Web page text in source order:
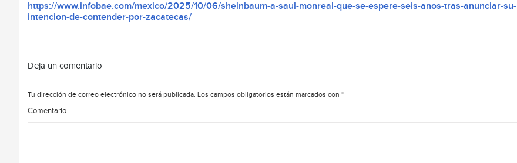
https://www.infobae.com/mexico/2025/10/06/sheinbaum-a-saul-monreal-que-se-espere-seis-anos-tras-anunciar-su-
intencion-de-contender-por-zacatecas/
Deja un comentario
Tu dirección de correo electrónico no será publicada. Los campos obligatorios están marcados con *
Comentario